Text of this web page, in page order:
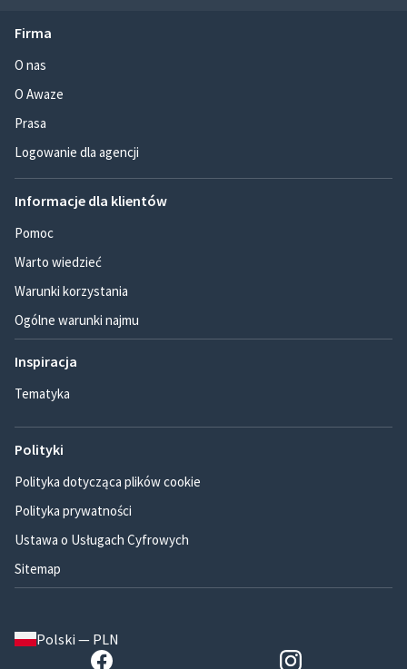
Firma
O nas
O Awaze
Prasa
Logowanie dla agencji
Informacje dla klientów
Pomoc
Warto wiedzieć
Warunki korzystania
Ogólne warunki najmu
Inspiracja
Tematyka
Polityki
Polityka dotycząca plików cookie
Polityka prywatności
Ustawa o Usługach Cyfrowych
Sitemap
Polski — PLN